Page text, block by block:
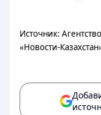
Источник:
«Новости-